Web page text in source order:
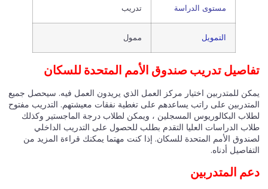
مستوى الدراسة تدريب
التمويل ممول
تفاصيل تدريب صندوق الأمم المتحدة للسكان
يمكن للمتدربين اختيار مركز العمل الذي يريدون العمل فيه. سيحصل جميع
المتدربين على راتب يساعدهم على تغطية نفقات معيشتهم. التدريب مفتوح
لطلاب البكالوريوس المسجلين ، ويمكن لطلاب درجة الماجستير وكذلك
طلاب الدراسات العليا التقدم بطلب للحصول على التدريب الداخلي
لصندوق الأمم المتحدة للسكان. إذا كنت مهتما يمكنك قراءة المزيد من
التفاصيل أدناه.
دعم المتدربين